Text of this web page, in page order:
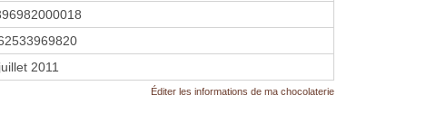
2011
Éditer les informations de ma chocolaterie